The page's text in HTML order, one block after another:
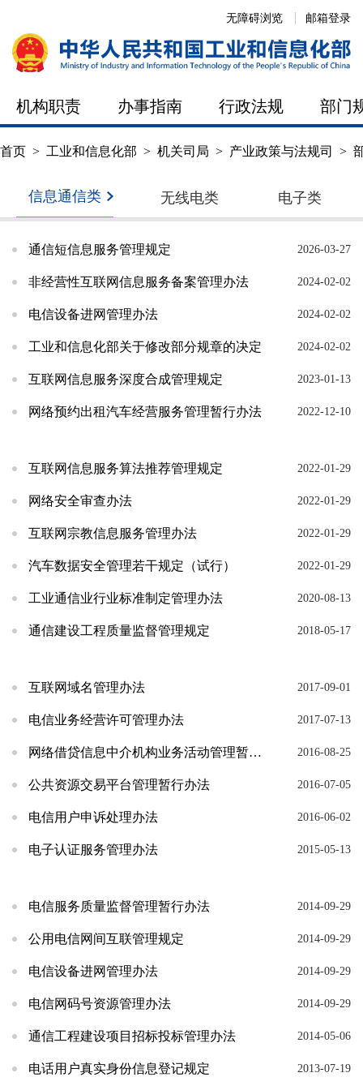
邮箱登录
无障碍浏览
机构职责 办事指南 行政法规 部门
首页 > 工业和信息化部 > 机关司局 > 产业政策与法规司 >
信息通信类 无线电类 电子类
通信短信息服务管理规定 2026-03-27
非经营性互联网信息服务备案管理办法 2024-02-02
电信设备进网管理办法 2024-02-02
工业和信息化部关于修改部分规章的决定 2024-02-02
互联网信息服务深度合成管理规定 2023-01-13
网络预约出租汽车经营服务管理暂行办法 2022-12-10
互联网信息服务算法推荐管理规定 2022-01-29
网络安全审查办法 2022-01-29
互联网宗教信息服务管理办法 2022-01-29
汽车数据安全管理若干规定（试行） 2022-01-29
工业通信业行业标准制定管理办法 2020-08-13
通信建设工程质量监督管理规定 2018-05-17
互联网域名管理办法 2017-09-01
电信业务经营许可管理办法 2017-07-13
网络借贷信息中介机构业务活动管理暂行办法 2016-08-25
公共资源交易平台管理暂行办法 2016-07-05
电信用户申诉处理办法 2016-06-02
电子认证服务管理办法 2015-05-13
电信服务质量监督管理暂行办法 2014-09-29
公用电信网间互联管理规定 2014-09-29
电信设备进网管理办法 2014-09-29
电信网码号资源管理办法 2014-09-29
通信工程建设项目招标投标管理办法 2014-05-06
电话用户真实身份信息登记规定 2013-07-19